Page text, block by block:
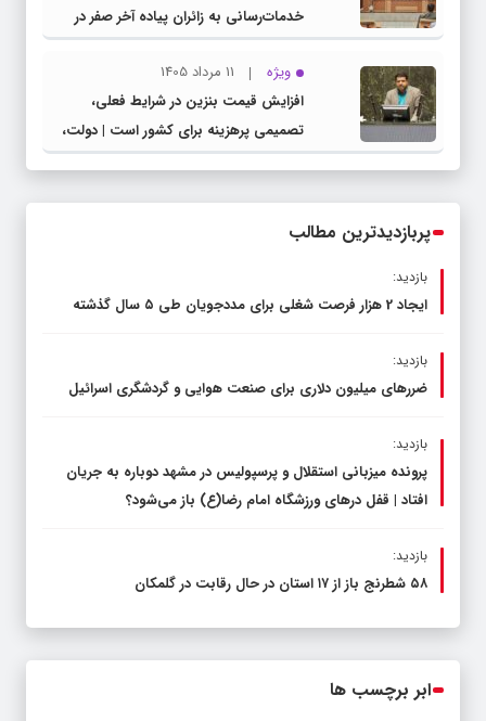
خدمات‌رسانی به زائران پیاده آخر صفر در
شهرستان چناران
ویژه
11 مرداد 1405
افزایش قیمت بنزین در شرایط فعلی،
تصمیمی پرهزینه برای کشور است | دولت،
قاچاق سوخت و عوامل اصلی ناترازی را
پربازدیدترین مطالب
بازدید:
ایجاد 2 هزار فرصت شغلی برای مددجویان طی ۵ سال گذشته
بازدید:
ضررهای میلیون دلاری برای صنعت هوایی و گردشگری اسرائیل
بازدید:
پرونده میزبانی استقلال و پرسپولیس در مشهد دوباره به جریان
افتاد | قفل در‌های ورزشگاه امام رضا(ع) باز می‌شود؟
بازدید:
۵۸ شطرنج‌ باز از ۱۷ استان در حال رقابت در گلمکان
ابر برچسب ها